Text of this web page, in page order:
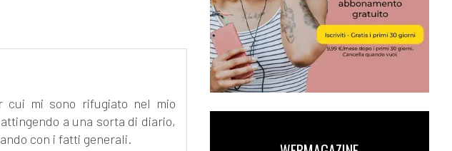
cui mi sono rifugiato nel mio
a una sorta di diario,
con i fatti generali.